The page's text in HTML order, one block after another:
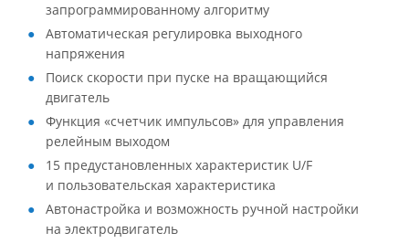
запрограммированному алгоритму
Автоматическая регулировка выходного
напряжения
Поиск скорости при пуске на вращающийся
двигатель
Функция «счетчик импульсов» для управления
релейным выходом
15 предустановленных характеристик U/F
и пользовательская характеристика
Автонастройка и возможность ручной настройки
на электродвигатель